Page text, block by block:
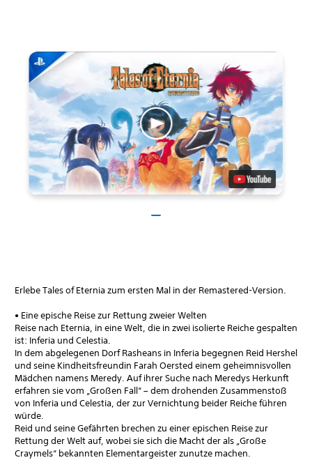
Erlebe Tales of Eternia zum ersten Mal in der Remastered-Version.
• Eine epische Reise zur Rettung zweier Welten
Reise nach Eternia, in eine Welt, die in zwei isolierte Reiche gespalten
ist: Inferia und Celestia.
In dem abgelegenen Dorf Rasheans in Inferia begegnen Reid Hershel
und seine Kindheitsfreundin Farah Oersted einem geheimnisvollen
Mädchen namens Meredy. Auf ihrer Suche nach Meredys Herkunft
erfahren sie vom „Großen Fall“ – dem drohenden Zusammenstoß
von Inferia und Celestia, der zur Vernichtung beider Reiche führen
würde.
Reid und seine Gefährten brechen zu einer epischen Reise zur
Rettung der Welt auf, wobei sie sich die Macht der als „Große
Craymels“ bekannten Elementargeister zunutze machen.